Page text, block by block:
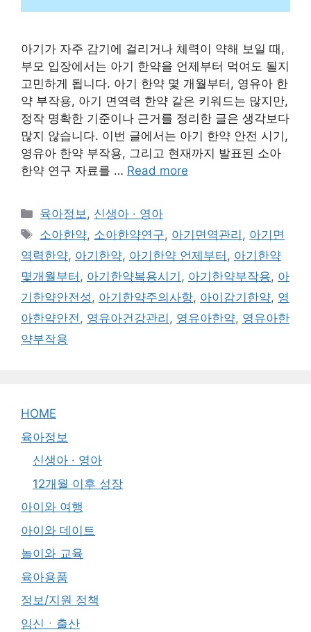
아기가 자주 감기에 걸리거나 체력이 약해 보일 때,
부모 입장에서는 아기 한약을 언제부터 먹여도 될지
고민하게 됩니다. 아기 한약 몇 개월부터, 영유아 한
약 부작용, 아기 면역력 한약 같은 키워드는 많지만,
정작 명확한 기준이나 근거를 정리한 글은 생각보다
많지 않습니다. 이번 글에서는 아기 한약 안전 시기,
영유아 한약 부작용, 그리고 현재까지 발표된 소아
한약 연구 자료를 … Read more
Categories
육아정보, 신생아 · 영아
Tags
소아한약, 소아한약연구, 아기면역관리 , 아기면
역력한약, 아기한약, 아기한약 언제부터 , 아기한약
몇개월부터 , 아기한약복용시기 , 아기한약부작용, 아
기한약안전성, 아기한약주의사항, 아이감기한약, 영
아한약안전, 영유아건강관리 , 영유아한약, 영유아한
약부작용
HOME
육아정보
신생아 · 영아
12개월 이후 성장
아이와 여행
아이와 데이트
놀이와 교육
육아용품
정보/지원 정책
임신ㆍ출산